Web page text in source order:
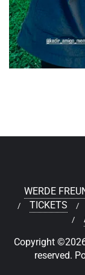
WERDE
TICKETS
Copyright
reserved.